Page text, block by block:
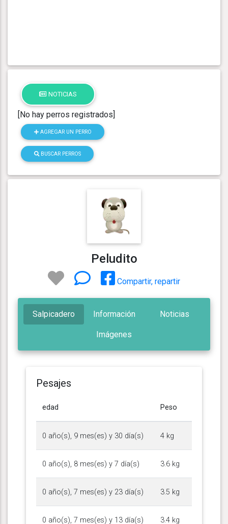
NOTICIAS
[No hay perros registrados]
AGREGAR UN PERRO
BUSCAR PERROS
Peludito
Compartir, repartir
Salpicadero Información Noticias
Imágenes
Pesajes
edad Peso
0 año(s), 9 mes(es) y 30 día(s) 4 kg
0 año(s), 8 mes(es) y 7 día(s) 3.6 kg
0 año(s), 7 mes(es) y 23 día(s) 3.5 kg
0 año(s), 7 mes(es) y 13 día(s) 3.4 kg